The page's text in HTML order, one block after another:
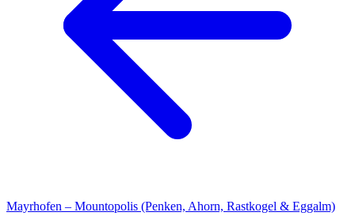
Mayrhofen – Mountopolis (Penken, Ahorn, Rastkogel & Eggalm)